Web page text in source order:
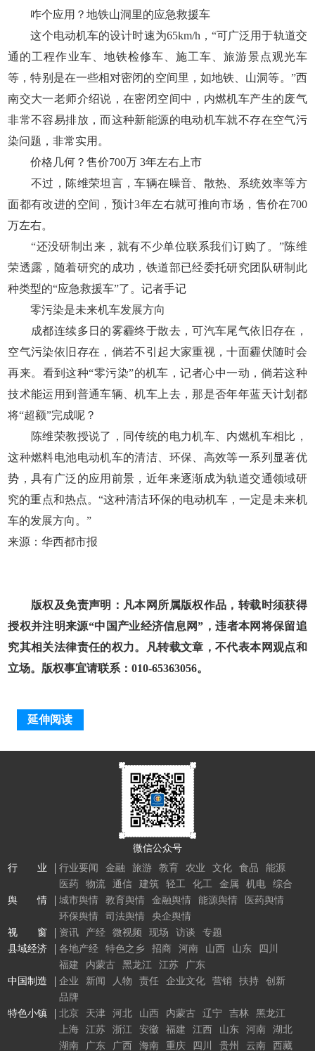
咋个应用？地铁山洞里的应急救援车
这个电动机车的设计时速为65km/h，“可广泛用于轨道交
通的工程作业车、地铁检修车、施工车、旅游景点观光车
等，特别是在一些相对密闭的空间里，如地铁、山洞等。”西
南交大一老师介绍说，在密闭空间中，内燃机车产生的废气
非常不容易排放，而这种新能源的电动机车就不存在空气污
染问题，非常实用。
价格几何？售价700万 3年左右上市
不过，陈维荣坦言，车辆在噪音、散热、系统效率等方
面都有改进的空间，预计3年左右就可推向市场，售价在700
万左右。
“还没研制出来，就有不少单位联系我们订购了。”陈维
荣透露，随着研究的成功，铁道部已经委托研究团队研制此
种类型的“应急救援车”了。记者手记
零污染是未来机车发展方向
成都连续多日的雾霾终于散去，可汽车尾气依旧存在，
空气污染依旧存在，倘若不引起大家重视，十面霾伏随时会
再来。看到这种“零污染”的机车，记者心中一动，倘若这种
技术能运用到普通车辆、机车上去，那是否年年蓝天计划都
将“超额”完成呢？
陈维荣教授说了，同传统的电力机车、内燃机车相比，
这种燃料电池电动机车的清洁、环保、高效等一系列显著优
势，具有广泛的应用前景，近年来逐渐成为轨道交通领域研
究的重点和热点。“这种清洁环保的电动机车，一定是未来机
车的发展方向。”
来源：华西都市报
版权及免责声明：凡本网所属版权作品，转载时须获得
授权并注明来源“中国产业经济信息网”，违者本网将保留追
究其相关法律责任的权力。凡转载文章，不代表本网观点和
立场。版权事宜请联系：010-65363056。
延伸阅读
微信公众号
行 业
行业要闻 金融 旅游 教育 农业 文化 食品
能源
医药
物流 通信 建筑 轻工 化工 金属 机电
综合
舆 情
城市舆情 教育舆情 金融舆情 能源舆情
医药舆情
环保舆情
司法舆情
央企舆情
视 窗
资讯 产经 微视频 现场 访谈
专题
县域经济
各地产经 特色之乡 招商 河南 山西 山东
四川
福建
内蒙古 黑龙江 江苏
广东
中国制造
企业 新闻 人物 责任 企业文化 营销 扶持
创新
品牌
特色小镇
北京 天津 河北 山西 内蒙古 辽宁 吉林
黑龙江
上海
江苏 浙江 安徽 福建 江西 山东 河南
湖北
湖南
广东 广西 海南 重庆 四川 贵州 云南 西藏